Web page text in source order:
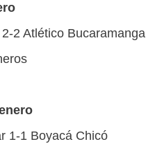
2 Atlético Bucaramanga
1-1 Boyacá Chicó